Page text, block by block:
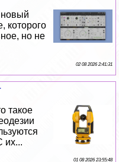
новый
которого
но не
02 08 2026 2:41:31
такое
их...
01 08 2026 23:55:48